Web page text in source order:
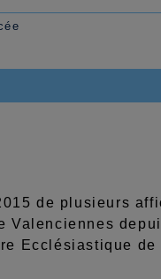
de plusieurs
Ecclésiastique de